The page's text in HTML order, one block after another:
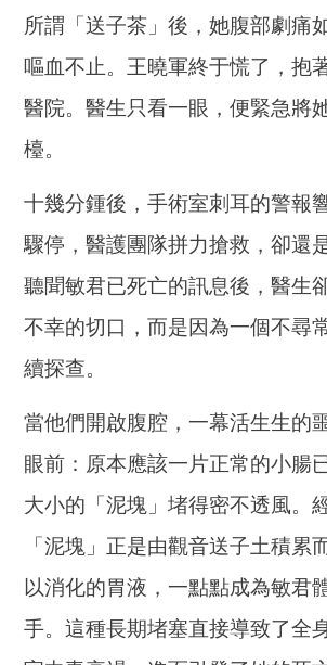
所謂「送子茶」後，她腹部劇痛
嘔血不止。王曉軍終于慌了，抱
醫院。醫生只看一眼，便緊急將
檯。
十幾分鍾後，手術室刺耳的警報
驟停，醫護團隊拼力搶救，卻還
聽聞敏君已死亡的訊息後，醫生
不幸的切口，而是因為一個不尋
續探查。
當他們開啟腹腔，一幕活生生的
眼前：原本應該一片正常的小腸
大小的「泥塊」堵得密不透風。
「泥塊」正是由觀音送子土積累
以消化的胃液，一點點成為敏君
手。這種長期堵塞直接導致了全